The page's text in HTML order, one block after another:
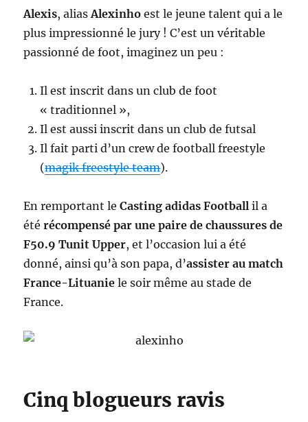
Alexis, aliasAlexinhoest le jeune talent qui a le
plus impressionné le jury ! C’est un véritable
passionné de foot, imaginez un peu :
Il est inscrit dans un club de foot
« traditionnel »,
Il est aussi inscrit dans un club de futsal
Il fait parti d’un crew de football freestyle
(magik freestyle team).
En remportant leCasting adidas Football il a
étérécompensé par une paire de chaussures de
F50.9 Tunit Upper, et l’occasion lui a été
donné, ainsi qu’à son papa, d’assister au match
France-Lituanie le soir même au stade de
France.
Cinq blogueurs ravis